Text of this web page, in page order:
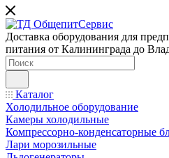
Доставка оборудования для
питания от Калининграда до
Каталог
Холодильное оборудование
Камеры холодильные
Компрессорно-конденсаторные
Лари морозильные